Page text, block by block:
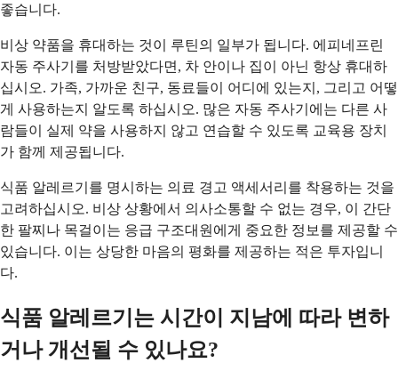
좋습니다.
비상 약품을 휴대하는 것이 루틴의 일부가 됩니다. 에피네프린
자동 주사기를 처방받았다면, 차 안이나 집이 아닌 항상 휴대하
십시오. 가족, 가까운 친구, 동료들이 어디에 있는지, 그리고 어떻
게 사용하는지 알도록 하십시오. 많은 자동 주사기에는 다른 사
람들이 실제 약을 사용하지 않고 연습할 수 있도록 교육용 장치
가 함께 제공됩니다.
식품 알레르기를 명시하는 의료 경고 액세서리를 착용하는 것을
고려하십시오. 비상 상황에서 의사소통할 수 없는 경우, 이 간단
한 팔찌나 목걸이는 응급 구조대원에게 중요한 정보를 제공할 수
있습니다. 이는 상당한 마음의 평화를 제공하는 적은 투자입니
다.
식품 알레르기는 시간이 지남에 따라 변하
거나 개선될 수 있나요?